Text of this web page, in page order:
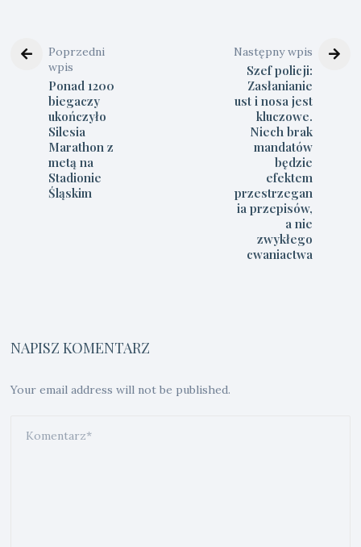
Poprzedni
wpis
Ponad 1200
biegaczy
ukończyło
Silesia
Marathon z
metą na
Stadionie
Śląskim
Następny wpis
Szef policji:
Zasłanianie
ust i nosa jest
kluczowe.
Niech brak
mandatów
będzie
efektem
przestrzegan
ia przepisów,
a nie
zwykłego
cwaniactwa
NAPISZ KOMENTARZ
Your email address will not be published.